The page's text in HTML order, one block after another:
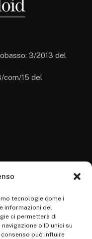
tecnologie come i
informazioni del
ci permetterà di
o ID unici su
può influire
3/2013 del
com/15 del